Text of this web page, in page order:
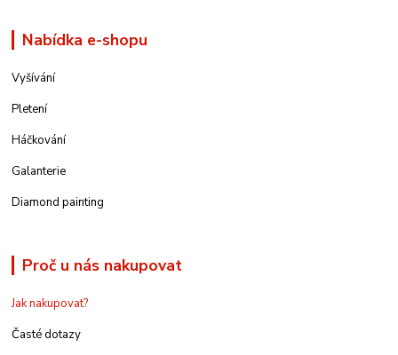
Nabídka e-shopu
Vyšívání
Pletení
Háčkování
Galanterie
Diamond painting
Proč u nás nakupovat
Jak nakupovat?
Časté dotazy